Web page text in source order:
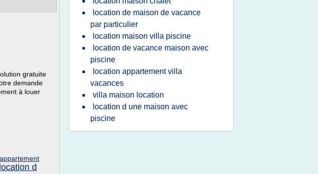
gratuite
demande
à louer
d
location de maison de vacance
par particulier
location maison villa piscine
location de vacance maison avec
piscine
location appartement villa
vacances
villa maison location
location d une maison avec
piscine